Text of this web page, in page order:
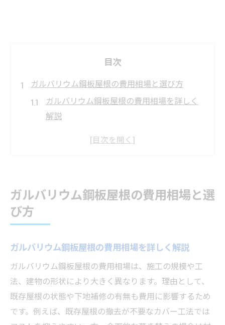
目次
ガルバリウム鋼板屋根の費用相場と選び方
ガルバリウム鋼板屋根の費用相場を詳しく
解説
リフォーム時に押さえておきたい費用比較
松戸市におけるガルバリウム鋼板屋根の耐久性
を解説
ガルバリウム鋼板屋根の耐久性と長所に注
目
地域環境に適したガルバリウム鋼板の強み
ガルバリウム鋼板屋根の費用相場と選
び方
ガルバリウム鋼板屋根の費用相場を詳しく解説
ガルバリウム鋼板屋根の費用相場は、施工の規模や工
法、建物の形状により大きく異なります。理由として、
既存屋根の状態や下地補修の有無も費用に影響するため
です。例えば、既存屋根の撤去が不要なカバー工法では